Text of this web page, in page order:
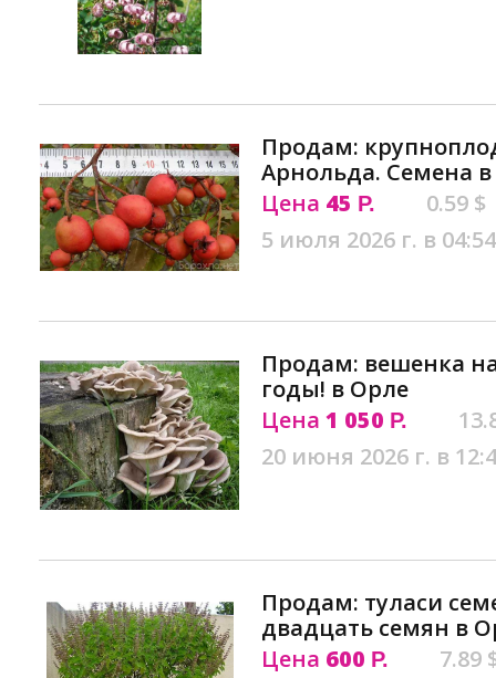
Продам:
Арнольда. Семена
Цена 45 Р.
0.59 $
5 июля 2026 г. в 04:54
Продам: вешенка
годы! в Орле
Цена 1 050 Р.
20 июня 2026 г. в
Продам: туласи
двадцать семян в
Цена 600 Р.
7.89